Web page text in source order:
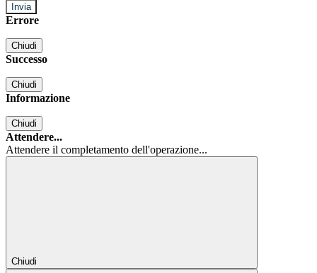
Errore
Chiudi
Successo
Chiudi
Informazione
Chiudi
Attendere...
Attendere il completamento dell'operazione...
Chiudi